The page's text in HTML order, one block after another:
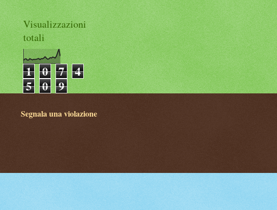
Visualizzazioni
totali
1 0 7 4
5 0 9
Segnala una violazione